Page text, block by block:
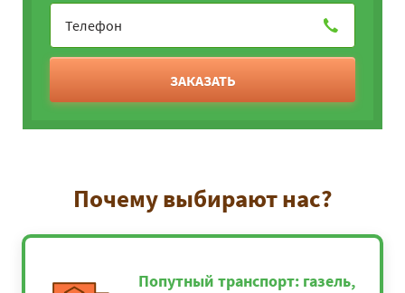
ЗАКАЗАТЬ
Почему выбирают нас?
Попутный транспорт: газель,